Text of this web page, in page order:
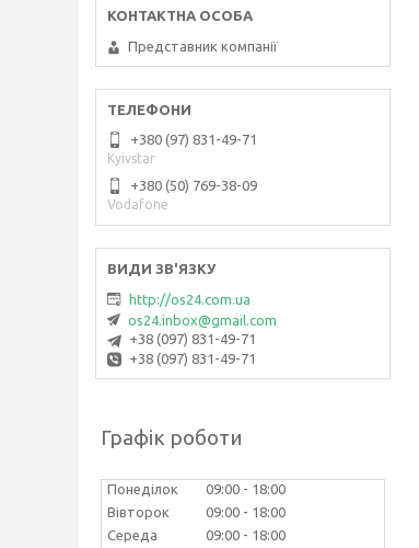
Представник компанії
+380 (97) 831-49-71
Kyivstar
+380 (50) 769-38-09
Vodafone
http://os24.com.ua
os24.inbox@gmail.com
+38 (097) 831-49-71
+38 (097) 831-49-71
Графік роботи
Понеділок 09:00
18:00
Вівторок
09:00
18:00
Середа
09:00
18:00